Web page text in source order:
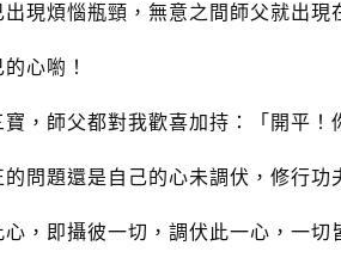
現煩惱瓶頸，無意之間師父就出
心喲！
，師父都對我歡喜加持：「開平！
問題還是自己的心未調伏，修行功
，即攝彼一切，調伏此一心，一